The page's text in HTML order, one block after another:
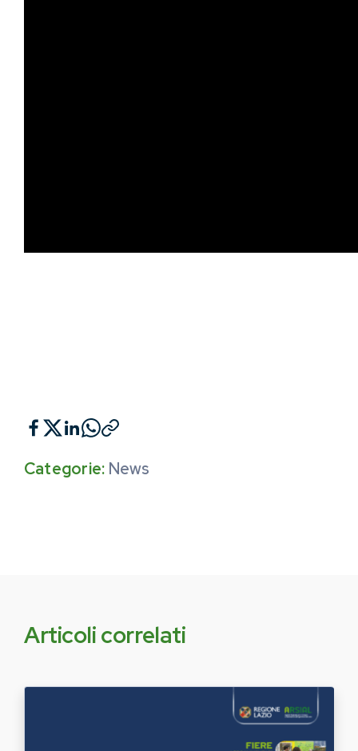
Categorie: News
Articoli correlati